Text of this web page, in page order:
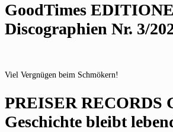
GoodTimes
Discographien Nr. 3/
Viel Vergnügen beim Schmökern!
PREISER RECORDS
Geschichte bleibt